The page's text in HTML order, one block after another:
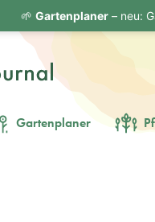
Gartenplaner
🌱 Gartenplaner– neu: